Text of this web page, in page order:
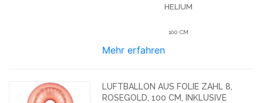
HELIUM
100 CM
Mehr erfahren
LUFTBALLON AUS FOLIE ZAHL 8,
ROSEGOLD, 100 CM, INKLUSIVE